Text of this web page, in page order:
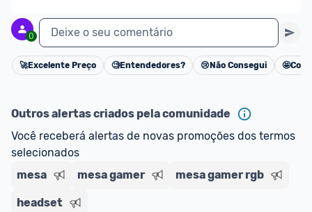
0 Deixe o seu comentário
Cancelar
🚀Excelente Preço 🧐Entendedores? 😢 Não Consegui 🤩
Outros alertas criados pela comunidade
Você receberá alertas de novas promoções dos termos
selecionados
mesa
mesa gamer mesa gamer rgb
headset